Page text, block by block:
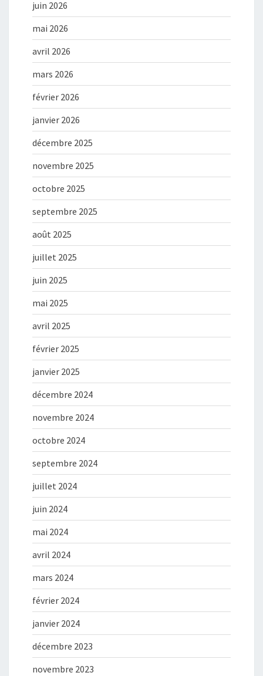
juin 2026
mai 2026
avril 2026
mars 2026
février 2026
janvier 2026
décembre 2025
novembre 2025
octobre 2025
septembre 2025
août 2025
juillet 2025
juin 2025
mai 2025
avril 2025
février 2025
janvier 2025
décembre 2024
novembre 2024
octobre 2024
septembre 2024
juillet 2024
juin 2024
mai 2024
avril 2024
mars 2024
février 2024
janvier 2024
décembre 2023
novembre 2023